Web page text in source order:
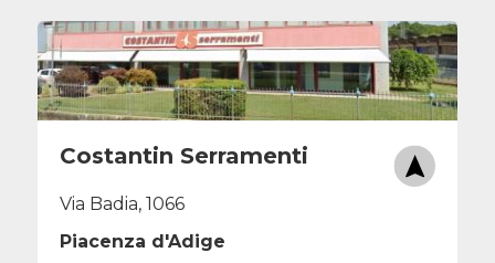
Costantin Serramenti
Via Badia, 1066
Piacenza d'Adige